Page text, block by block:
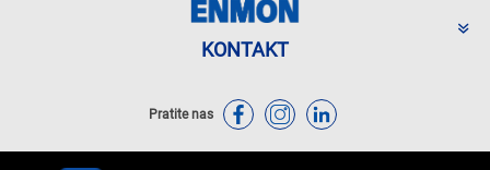
KONTAKT
Pratite nas